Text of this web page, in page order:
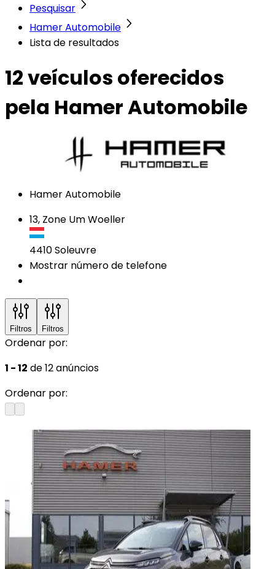
Pesquisar
Hamer Automobile
Lista de resultados
12 veículos oferecidos
pela Hamer Automobile
Hamer Automobile
13, Zone Um Woeller
4410Soleuvre
Mostrar número de telefone
Filtros Filtros
Ordenar por:
1 - 12 de 12 anúncios
Ordenar por: